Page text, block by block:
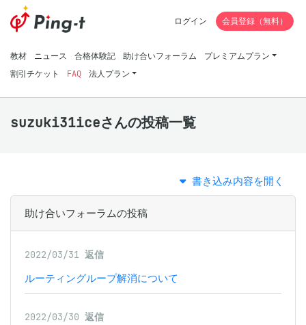
教材 ニュース 合格体験記 助け合いフォーラム
プレミアムプラン
割引チケット
FAQ 法人プラン
ログイン 会員登録（無料）
suzuki31iceさんの投稿一覧
書き込み内容を開く
助け合いフォーラムの投稿
2022/03/31 返信
ルーティングループ解消について
2022/03/30 返信